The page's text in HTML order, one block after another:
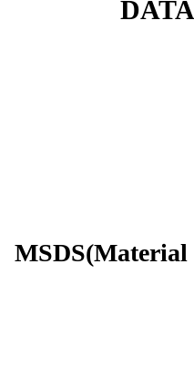
MSDS(Material